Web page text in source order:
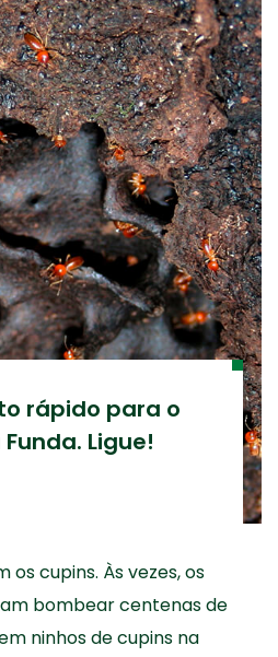
rápido para o
Ligue!
cupins. Às vezes, os
bombear centenas de
ninhos de cupins na